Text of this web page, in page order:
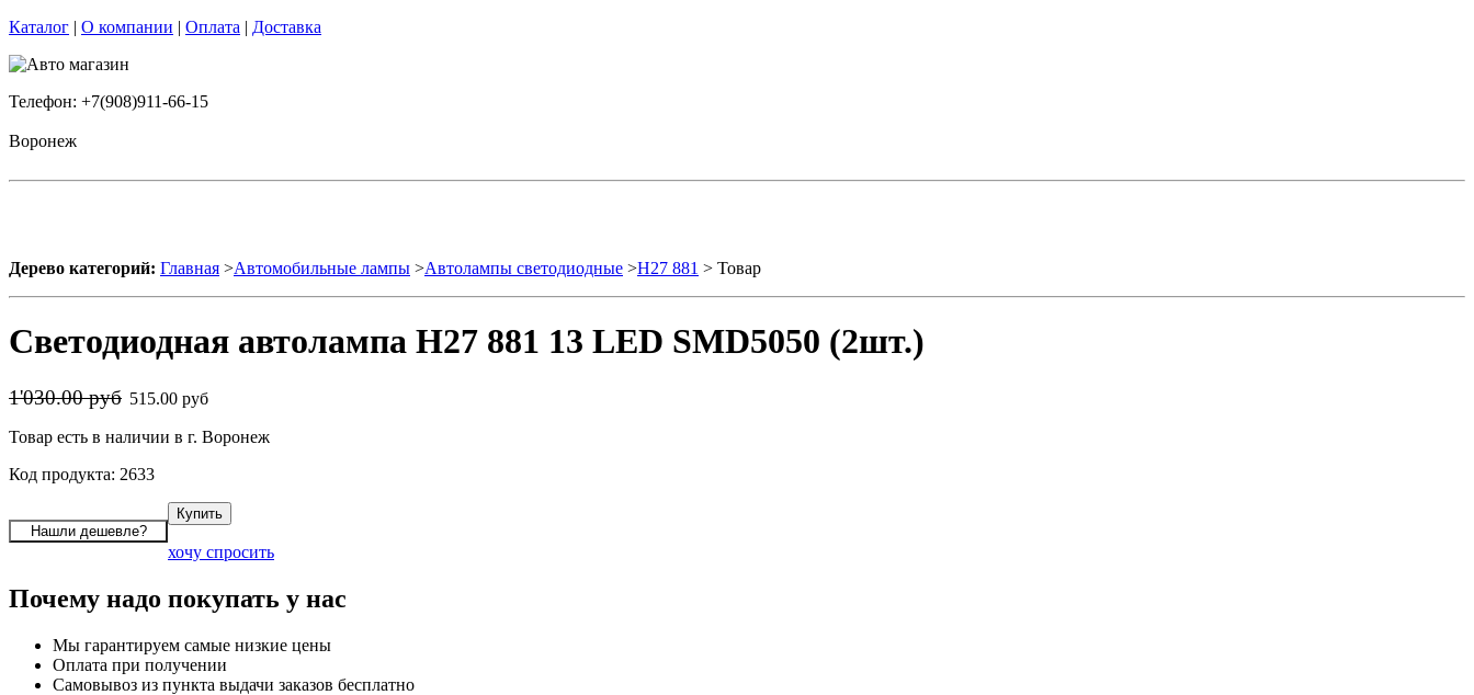
Каталог | О компании | Оплата | Доставка
Телефон: +7(908)911-66-15
Воронеж
Дерево категорий: Главная >Автомобильные лампы >Автолампы светодиодные >H27 881 > Товар
Светодиодная автолампа H27 881 13 LED SMD5050 (2шт.)
1'030.00 руб 515.00 руб
Товар есть в наличии в г. Воронеж
Код продукта: 2633
хочу спросить
Почему надо покупать у нас
Мы гарантируем самые низкие цены
Оплата при получении
Самовывоз из пункта выдачи заказов бесплатно